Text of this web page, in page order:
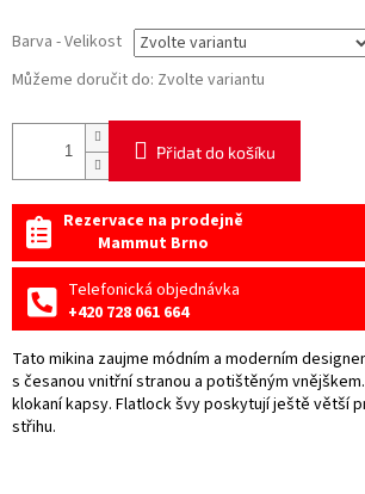
Barva - Velikost
Můžeme doručit do: Zvolte variantu
Přidat do košíku
Rezervace na prodejně
Mammut Brno
Telefonická objednávka
+420 728 061 664
Tato mikina zaujme módním a moderním
s česanou vnitřní stranou a potištěným
klokaní kapsy. Flatlock švy poskytují ještě větší
střihu.